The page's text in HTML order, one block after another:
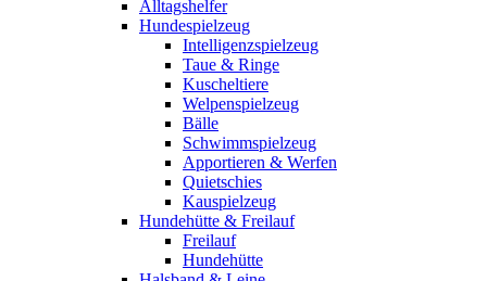
Alltagshelfer
Hundespielzeug
Intelligenzspielzeug
Taue & Ringe
Kuscheltiere
Welpenspielzeug
Bälle
Schwimmspielzeug
Apportieren & Werfen
Quietschies
Kauspielzeug
Hundehütte & Freilauf
Freilauf
Hundehütte